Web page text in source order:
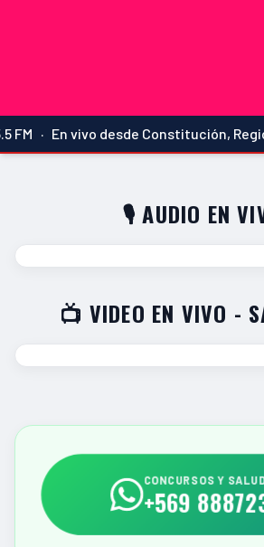
· En vivo desde Constitución,
🎙️ AUDIO EN
📺 VIDEO EN VIVO -
CONCURSOS Y
+569